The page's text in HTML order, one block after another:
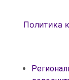
Политика